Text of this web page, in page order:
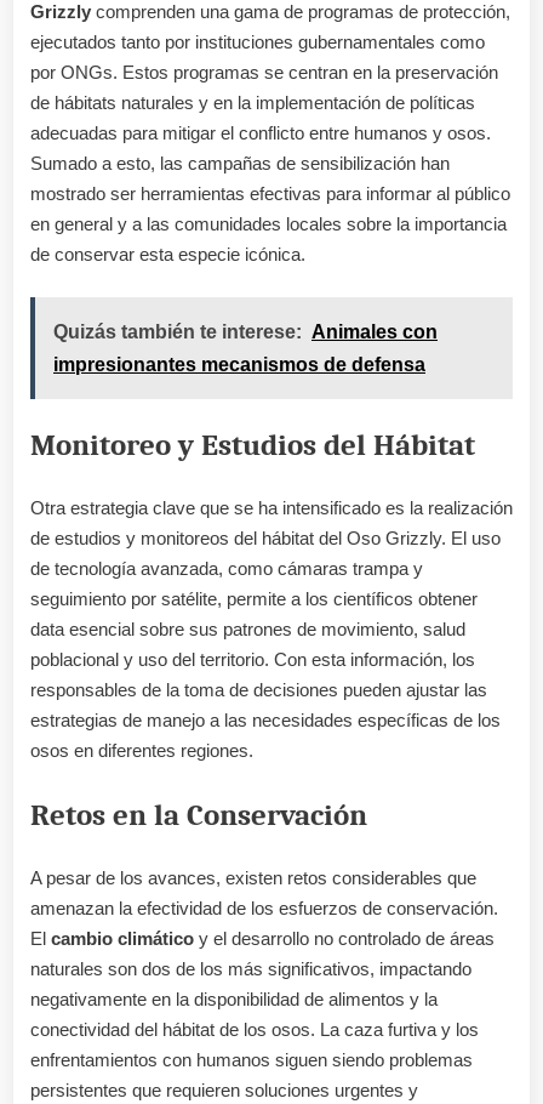
Grizzly comprenden una gama de programas de protección,
ejecutados tanto por instituciones gubernamentales como
por ONGs. Estos programas se centran en la preservación
de hábitats naturales y en la implementación de políticas
adecuadas para mitigar el conflicto entre humanos y osos.
Sumado a esto, las campañas de sensibilización han
mostrado ser herramientas efectivas para informar al público
en general y a las comunidades locales sobre la importancia
de conservar esta especie icónica.
Quizás también te interese: Animales con
impresionantes mecanismos de defensa
Monitoreo y Estudios del Hábitat
Otra estrategia clave que se ha intensificado es la realización
de estudios y monitoreos del hábitat del Oso Grizzly. El uso
de tecnología avanzada, como cámaras trampa y
seguimiento por satélite, permite a los científicos obtener
data esencial sobre sus patrones de movimiento, salud
poblacional y uso del territorio. Con esta información, los
responsables de la toma de decisiones pueden ajustar las
estrategias de manejo a las necesidades específicas de los
osos en diferentes regiones.
Retos en la Conservación
A pesar de los avances, existen retos considerables que
amenazan la efectividad de los esfuerzos de conservación.
El cambio climático y el desarrollo no controlado de áreas
naturales son dos de los más significativos, impactando
negativamente en la disponibilidad de alimentos y la
conectividad del hábitat de los osos. La caza furtiva y los
enfrentamientos con humanos siguen siendo problemas
persistentes que requieren soluciones urgentes y